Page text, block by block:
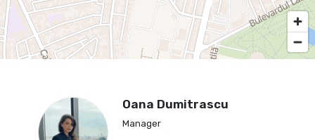
Oana Dumitrascu
Manager